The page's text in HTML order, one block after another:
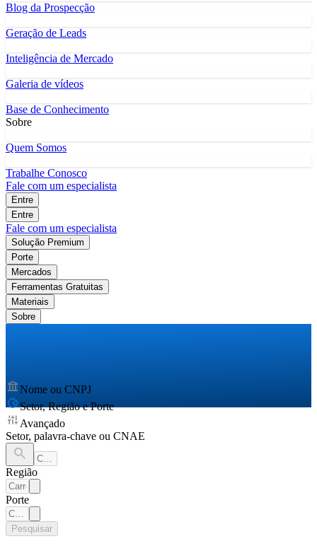
Blog da Prospecção
Geração de Leads
Inteligência de Mercado
Galeria de vídeos
Base de Conhecimento
Sobre
Quem Somos
Trabalhe Conosco
Fale com um especialista
Entre
Entre
Fale com um especialista
Solução Premium
Porte
Mercados
Ferramentas Gratuitas
Materiais
Sobre
Nome ou CNPJ
Setor, Região e Porte
Avançado
Setor, palavra-chave ou CNAE
Região
Porte
Pesquisar